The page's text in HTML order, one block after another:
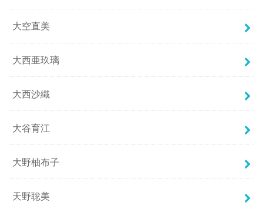
大空直美
大西亜玖璃
大西沙織
大谷育江
大野柚布子
天野聡美